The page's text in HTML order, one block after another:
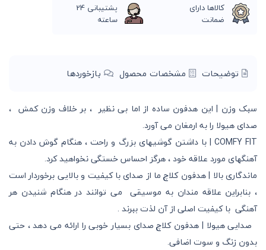
کالاها دارای
ضمانت
پشتیبانی 24
ساعته
توضیحات مشخصات محصول بازخوردها
سبک وزن | این هدفون ساده از اما بی نظیر ، بر خلاف وزن کمش ،
صدای هیولا را به ارمغان می آورد.
COMFY FIT | با داشتن گوشیهای بزرگ و راحت ، هنگام گوش دادن به
آهنگهای مورد علاقه خود ، هرگز احساس خستگی نخواهید کرد.
ماندگاری بالا | هدفون کلاچ ما از صدای با کیفیت و بالایی برخوردار است
، بنابراین علاقه مندان به موسیقی می توانند در هنگام شنیدن هر
آهنگی با کیفیت اصلی از آن لذت ببرند .
صدایی هیولا | هدفون کلاچ صدای بسیار خوبی را ارائه می دهد ، حتی
بدون زنگ و سوت اضافی.